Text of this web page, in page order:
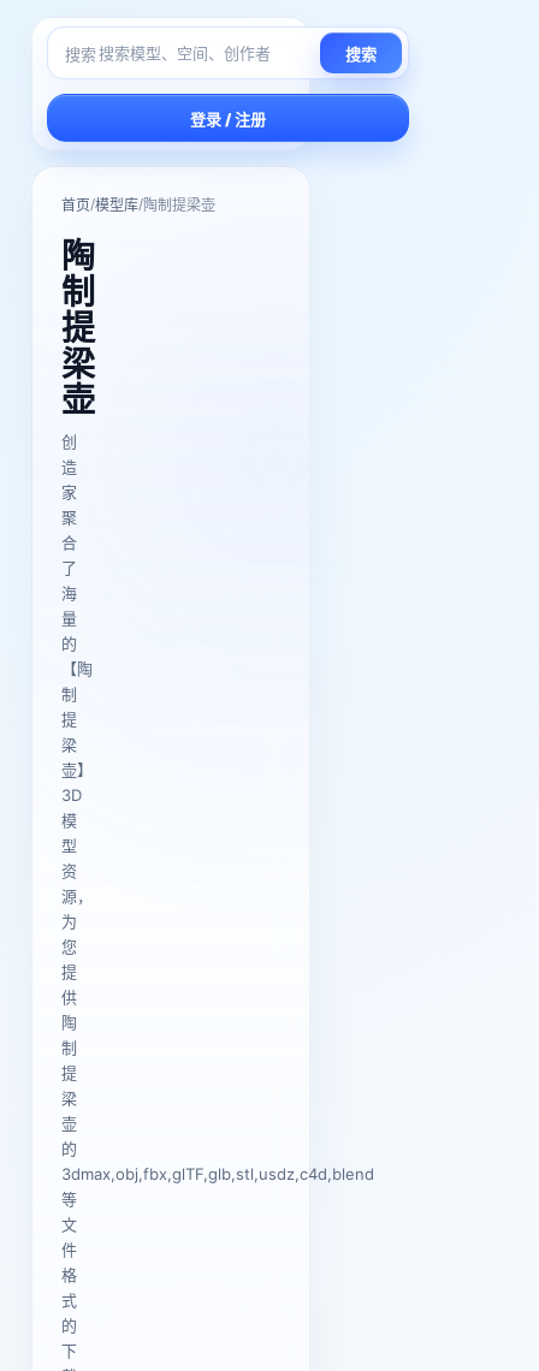
搜索 搜索
登录 / 注册
首页/模型库/陶制提梁壶
陶
制
提
梁
壶
创
造
家
聚
合
了
海
量
的
【陶
制
提
梁
壶】
3D
模
型
资
源，
为
您
提
供
陶
制
提
梁
壶
的
3dmax,obj,fbx,glTF,glb,stl,usdz,c4d,blend
等
文
件
格
式
的
下